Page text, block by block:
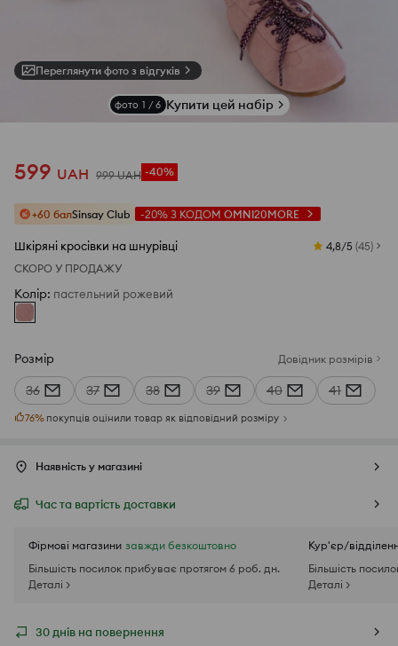
Переглянути фото з відгуків
фото 1 / 6 Купити цей набір
599 UAH 999 UAH -40%
+60 балSinsay Club -20% З КОДОМ OMNI20MORE
Шкіряні кросівки на шнурівці 4,8/5 (45)
СКОРО У ПРОДАЖУ
Колір: пастельний рожевий
Розмір Довідник розмірів
36 37 38 39 40 41
76% покупців оцінили товар як відповідний розміру
Наявність у магазині
Час та вартість доставки
Фірмові магазини завжди безкоштовно
Більшість посилок прибуває протягом 6 роб. дн.
Деталі >
Кур'єр/
Більшість
Деталі >
30 днів на повернення